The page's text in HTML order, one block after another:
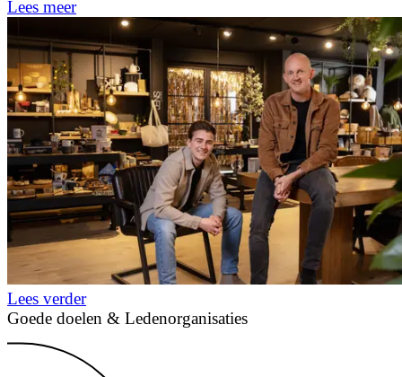
Lees meer
Lees verder
Goede doelen & Ledenorganisaties